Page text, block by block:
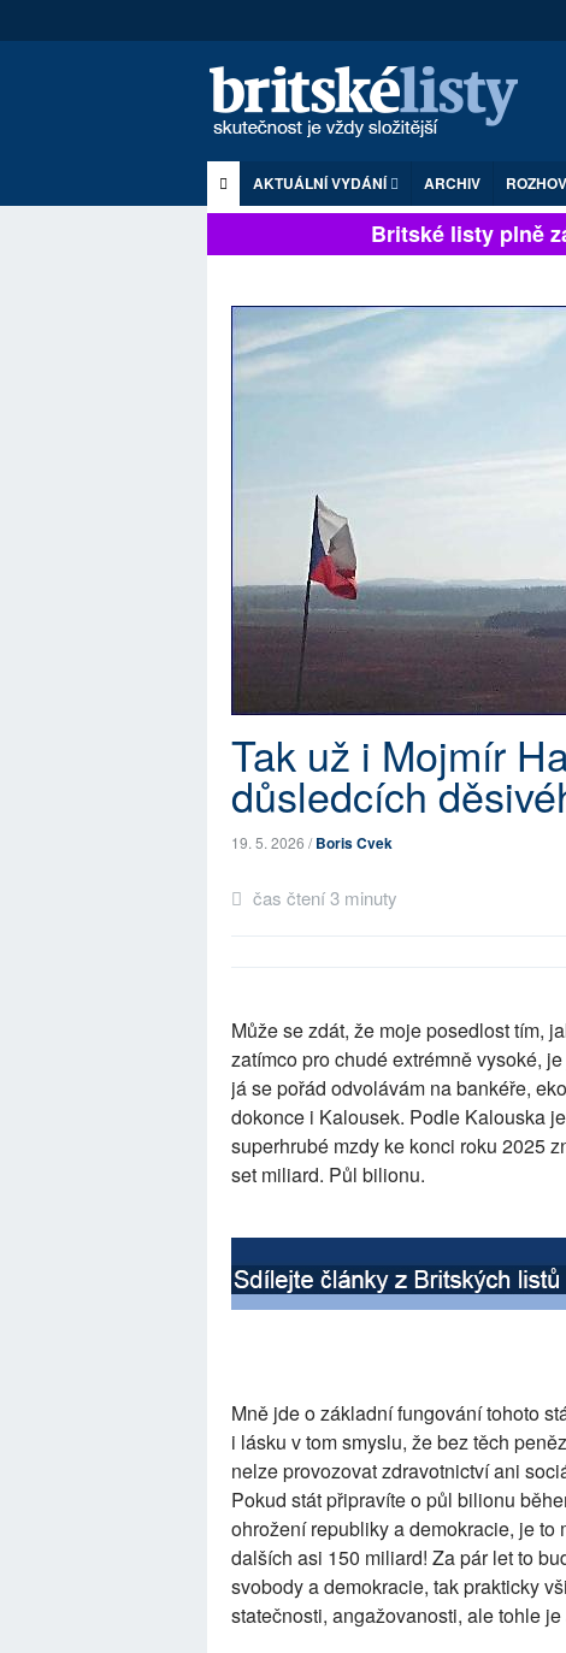
AKTUÁLNÍ VYDÁNÍ ARCHIV
Britské listy plně
Tak už i Mojmír
důsledcích
19. 5. 2026 /Boris Cvek
čas čtení 3 minuty
Může se zdát, že moje posedlost tím,
zatímco pro chudé extrémně vysoké,
já se pořád odvolávám na bankéře,
dokonce i Kalousek. Podle Kalouska
superhrubé mzdy ke konci roku 2025
set miliard. Půl bilionu.
Mně jde o základní fungování tohoto
i lásku v tom smyslu, že bez těch
nelze provozovat zdravotnictví ani
Pokud stát připravíte o půl bilionu
ohrožení republiky a demokracie, je
dalších asi 150 miliard! Za pár let to
svobody a demokracie, tak prakticky
statečnosti, angažovanosti, ale tohle